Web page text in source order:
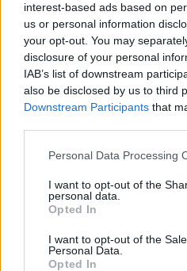
interest-based ads based on
us or personal information
your opt-out. You may
disclosure of your personal
IAB’s list of downstream
also be disclosed by us to third
Downstream Participants that
Please note that this website/
not limited to your visit or usage
grant or deny consent to
use your data for below
consent section.
Personal Data Processing
I want to opt-out of the
personal data.
Opted In
I want to opt-out of the
Personal Data.
Opted In
RECOMENDAMOS
Asma bronquial, parte